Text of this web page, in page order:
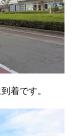
着です。